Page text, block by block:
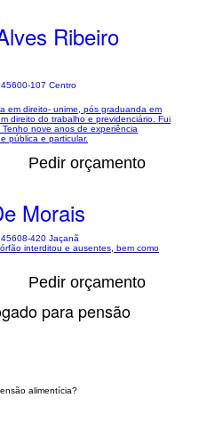
Ribeiro
107 Centro
em direito- unime, pós graduanda em
direito do trabalho e previdenciário. Fui
nove anos de experiência
pública e particular.
Pedir orçamento
Morais
420 Jaçanã
interditou e ausentes, bem como
Pedir orçamento
para pensão